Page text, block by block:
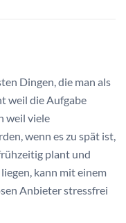
Dingen, die man als
weil die Aufgabe
weil viele
wenn es zu spät ist,
plant und
kann mit einem
Anbieter stressfrei